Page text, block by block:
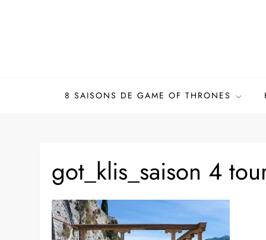
8 SAISONS DE GAME OF THRONES
got_klis_saison 4